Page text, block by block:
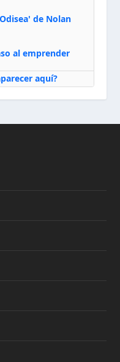
de Nolan
al emprender
aquí?